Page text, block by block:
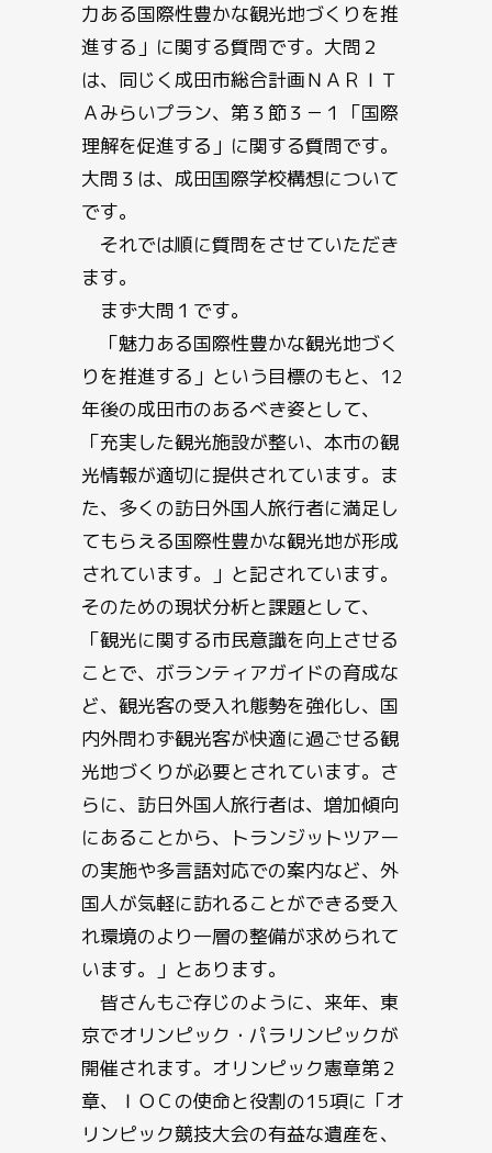
力ある国際性豊かな観光地づくりを推
進する」に関する質問です。大問２
は、同じく成田市総合計画ＮＡＲＩＴ
Ａみらいプラン、第３節３－１「国際
理解を促進する」に関する質問です。
大問３は、成田国際学校構想について
です。
それでは順に質問をさせていただき
ます。
まず大問１です。
「魅力ある国際性豊かな観光地づく
りを推進する」という目標のもと、12
年後の成田市のあるべき姿として、
「充実した観光施設が整い、本市の観
光情報が適切に提供されています。ま
た、多くの訪日外国人旅行者に満足し
てもらえる国際性豊かな観光地が形成
されています。」と記されています。
そのための現状分析と課題として、
「観光に関する市民意識を向上させる
ことで、ボランティアガイドの育成な
ど、観光客の受入れ態勢を強化し、国
内外問わず観光客が快適に過ごせる観
光地づくりが必要とされています。さ
らに、訪日外国人旅行者は、増加傾向
にあることから、トランジットツアー
の実施や多言語対応での案内など、外
国人が気軽に訪れることができる受入
れ環境のより一層の整備が求められて
います。」とあります。
皆さんもご存じのように、来年、東
京でオリンピック・パラリンピックが
開催されます。オリンピック憲章第２
章、ＩＯＣの使命と役割の15項に「オ
リンピック競技大会の有益な遺産を、